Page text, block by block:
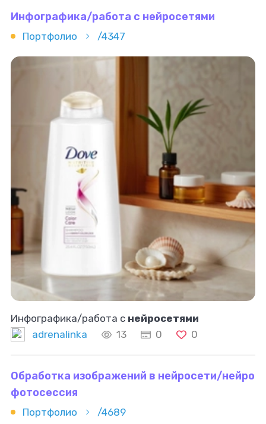
Инфографика/работа с нейросетями
Портфолио /4347
Инфографика/работа с нейросетями
adrenalinka
13 0 0
Обработка изображений в нейросети/нейро
фотосессия
Портфолио /4689